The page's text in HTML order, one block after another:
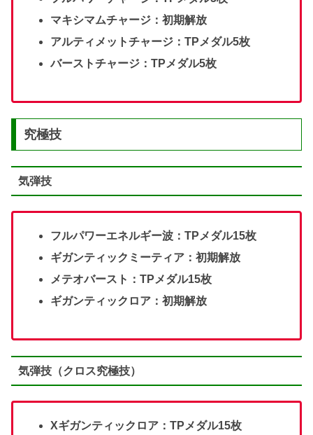
マキシマムチャージ：初期解放
アルティメットチャージ：TPメダル5枚
バーストチャージ：TPメダル5枚
究極技
気弾技
フルパワーエネルギー波：TPメダル15枚
ギガンティックミーティア：初期解放
メテオバースト：TPメダル15枚
ギガンティックロア：初期解放
気弾技（クロス究極技）
Xギガンティックロア：TPメダル15枚